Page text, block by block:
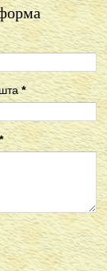
*
*